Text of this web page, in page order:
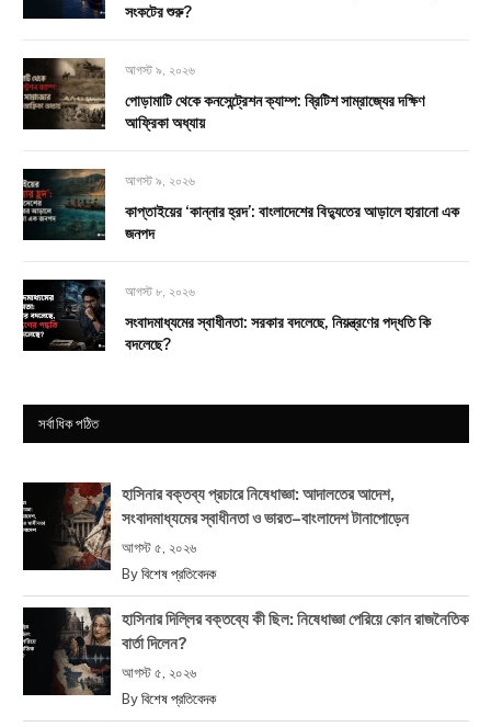
সংকটের শুরু?
আগস্ট ৯, ২০২৬
পোড়ামাটি থেকে কনসেন্ট্রেশন ক্যাম্প: ব্রিটিশ সাম্রাজ্যের দক্ষিণ
আফ্রিকা অধ্যায়
আগস্ট ৯, ২০২৬
কাপ্তাইয়ের ‘কান্নার হ্রদ’: বাংলাদেশের বিদ্যুতের আড়ালে হারানো এক
জনপদ
আগস্ট ৮, ২০২৬
সংবাদমাধ্যমের স্বাধীনতা: সরকার বদলেছে, নিয়ন্ত্রণের পদ্ধতি কি
বদলেছে?
সর্বাধিক পঠিত
হাসিনার বক্তব্য প্রচারে নিষেধাজ্ঞা: আদালতের আদেশ,
সংবাদমাধ্যমের স্বাধীনতা ও ভারত–বাংলাদেশ টানাপোড়েন
আগস্ট ৫, ২০২৬
By বিশেষ প্রতিবেদক
হাসিনার দিল্লির বক্তব্যে কী ছিল: নিষেধাজ্ঞা পেরিয়ে কোন রাজনৈতিক
বার্তা দিলেন?
আগস্ট ৫, ২০২৬
By বিশেষ প্রতিবেদক